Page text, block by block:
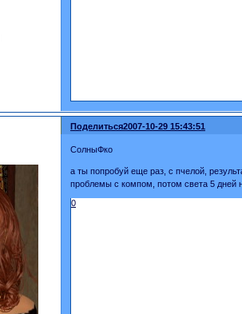
Поделиться2007-10-29 15:43:51
СолныФко
а ты попробуй еще раз, с пчелой,
проблемы с компом, потом света 5 дней
0